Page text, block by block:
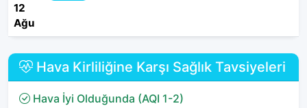
12
Ağu
Hava Kirliliğine Karşı Sağlık Tavsiyeleri
Hava İyi Olduğunda (AQI 1-2)